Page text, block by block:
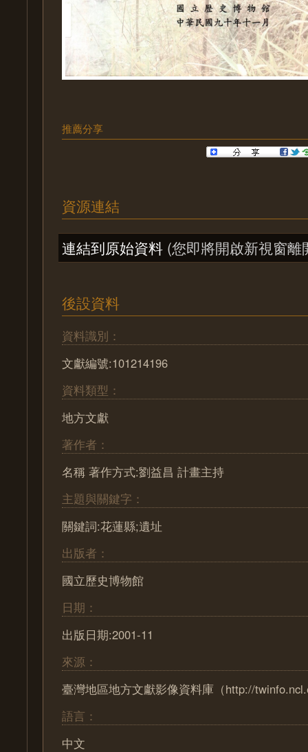
推薦分享
資源連結
連結到原始資料 (您即將開啟新視窗離
後設資料
資料識別：
文獻編號:101214196
資料類型：
地方文獻
著作者：
名稱 著作方式:劉益昌 計畫主持
主題與關鍵字：
關鍵詞:花蓮縣;遺址
出版者：
國立歷史博物館
日期：
出版日期:2001-11
來源：
臺灣地區地方文獻影像資料庫（http://
語言：
中文